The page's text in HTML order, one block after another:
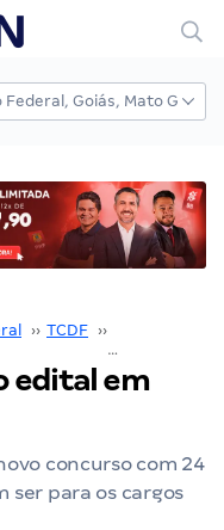
›› TCDF ››
edital em
concurso com 24
ser para os cargos